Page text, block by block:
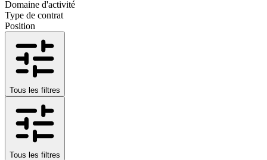
Domaine d'activité
Type de contrat
Position
Tous les filtres
Tous les filtres